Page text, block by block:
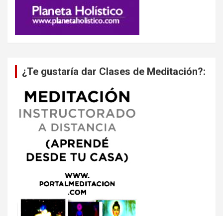
¿Te gustaría dar Clases de Meditación?: